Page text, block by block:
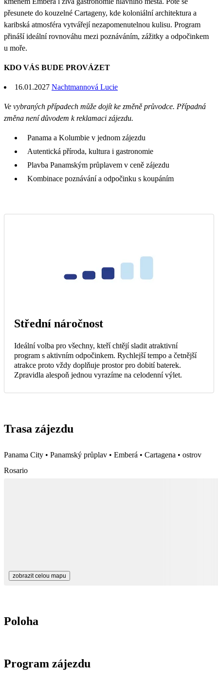
přesunete do kouzelné Cartageny, kde koloniální architektura a
karibská atmosféra vytvářejí nezapomenutelnou kulisu. Program
přináší ideální rovnováhu mezi poznáváním, zážitky a odpočinkem
u moře.
KDO VÁS BUDE PROVÁZET
16.01.2027 Nachtmannová Lucie
Ve vybraných případech může dojít ke změně průvodce. Případná
změna není důvodem k reklamaci zájezdu.
Panama a Kolumbie v jednom zájezdu
Autentická příroda, kultura i gastronomie
Plavba Panamským průplavem v ceně zájezdu
Kombinace poznávání a odpočinku s koupáním
Střední náročnost
Ideální volba pro všechny, kteří chtějí sladit atraktivní
program s aktivním odpočinkem. Rychlejší tempo a četnější
atrakce proto vždy doplňuje prostor pro dobití baterek.
Zpravidla alespoň jednou vyrazíme na celodenní výlet.
Trasa zájezdu
Panama City • Panamský průplav • Emberá • Cartagena • ostrov
Rosario
zobrazit celou mapu
Poloha
Program zájezdu